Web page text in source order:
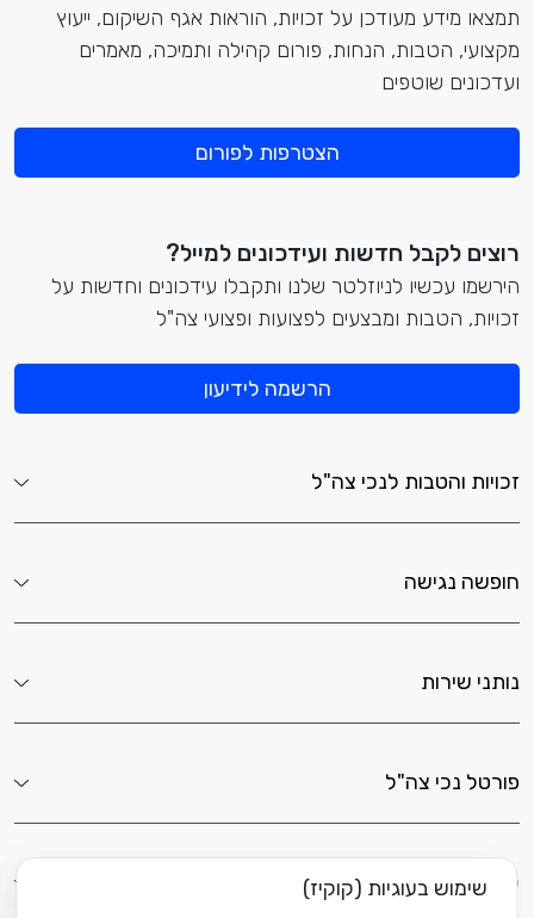
שימוש בעוגיות (קוקיז)
תמצאו מידע מעודכן על זכויות, הוראות אגף השיקום, ייעוץ
מקצועי, הטבות, הנחות, פורום קהילה ותמיכה, מאמרים
ועדכונים שוטפים
הצטרפות לפורום
רוצים לקבל חדשות ועידכונים למייל?
הירשמו עכשיו לניוזלטר שלנו ותקבלו עידכונים וחדשות על
זכויות, הטבות ומבצעים לפצועות ופצועי צה"ל
הרשמה לידיעון
זכויות והטבות לנכי צה"ל
חופשה נגישה
נותני שירות
פורטל נכי צה"ל
לשירותך כאן